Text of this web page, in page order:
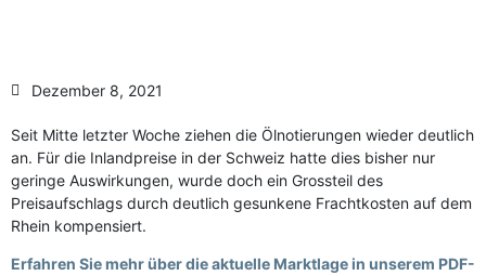
Preis berechnen
Dezember 8, 2021
Seit Mitte letzter Woche ziehen die Ölnotierungen wieder deutlich
an. Für die Inlandpreise in der Schweiz hatte dies bisher nur
geringe Auswirkungen, wurde doch ein Grossteil des
Preisaufschlags durch deutlich gesunkene Frachtkosten auf dem
Rhein kompensiert.
Erfahren Sie mehr über die aktuelle Marktlage in unserem PDF-